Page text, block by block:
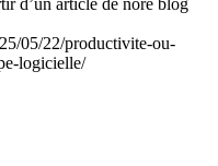
d’une équipe de